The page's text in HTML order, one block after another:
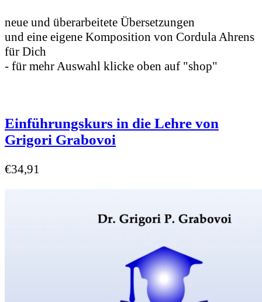
neue und überarbeitete Übersetzungen
und eine eigene Komposition von Cordula Ahrens
für Dich
- für mehr Auswahl klicke oben auf "shop"
Einführungskurs in die Lehre von
Grigori Grabovoi
€34,91